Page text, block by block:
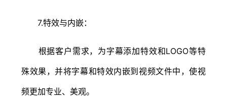
7.特效与内嵌：
根据客户需求，为字幕添加特效和LOGO等特
殊效果，并将字幕和特效内嵌到视频文件中，使视
频更加专业、美观。